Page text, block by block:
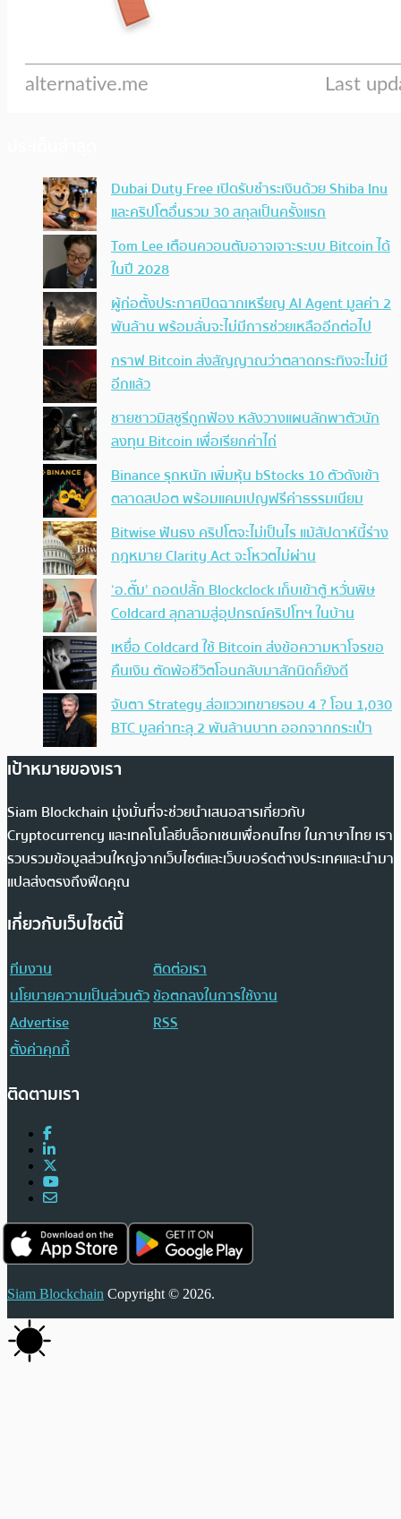
Dubai Duty Free เปิดรับชำระเงินด้วย Shiba Inu
และคริปโตอื่นรวม 30 สกุลเป็นครั้งแรก
Tom Lee เตือนควอนตัมอาจเจาะระบบ Bitcoin ได้
ในปี 2028
ผู้ก่อตั้งประกาศปิดฉากเหรียญ AI Agent มูลค่า 2
พันล้าน พร้อมลั่นจะไม่มีการช่วยเหลืออีกต่อไป
กราฟ Bitcoin ส่งสัญญาณว่าตลาดกระทิงจะไม่มี
อีกแล้ว
ชายชาวมิสซูรีถูกฟ้อง หลังวางแผนลักพาตัวนัก
ลงทุน Bitcoin เพื่อเรียกค่าไถ่
Binance รุกหนัก เพิ่มหุ้น bStocks 10 ตัวดังเข้า
ตลาดสปอต พร้อมแคมเปญฟรีค่าธรรมเนียม
Bitwise ฟันธง คริปโตจะไม่เป็นไร แม้สัปดาห์นี้ร่าง
กฎหมาย Clarity Act จะโหวตไม่ผ่าน
‘อ.ตั๊ม’ ถอดปลั้ก Blockclock เก็บเข้าตู้ หวั่นพิษ
Coldcard ลุกลามสู่อุปกรณ์คริปโทฯ ในบ้าน
เหยื่อ Coldcard ใช้ Bitcoin ส่งข้อความหาโจรขอ
คืนเงิน ตัดพ้อชีวิตโอนกลับมาสักนิดก็ยังดี
จับตา Strategy ส่อแววเทขายรอบ 4 ? โอน 1,030
BTC มูลค่าทะลุ 2 พันล้านบาท ออกจากกระเป๋า
เป้าหมายของเรา
Siam Blockchain มุ่งมั่นที่จะช่วยนำเสนอสารเกี่ยวกับ
Cryptocurrency และเทคโนโลยีบล็อกเชนเพื่อคนไทย ในภาษาไทย เรา
รวบรวมข้อมูลส่วนใหญ่จากเว็บไซต์และเว็บบอร์ดต่างประเทศและนำมา
แปลส่งตรงถึงฟีดคุณ
เกี่ยวกับเว็บไซต์นี้
ทีมงาน
ติดต่อเรา
นโยบายความเป็นส่วนตัวข้อตกลงในการใช้งาน
Advertise
RSS
ตั้งค่าคุกกี้
ติดตามเรา
Siam Blockchain Copyright © 2026.